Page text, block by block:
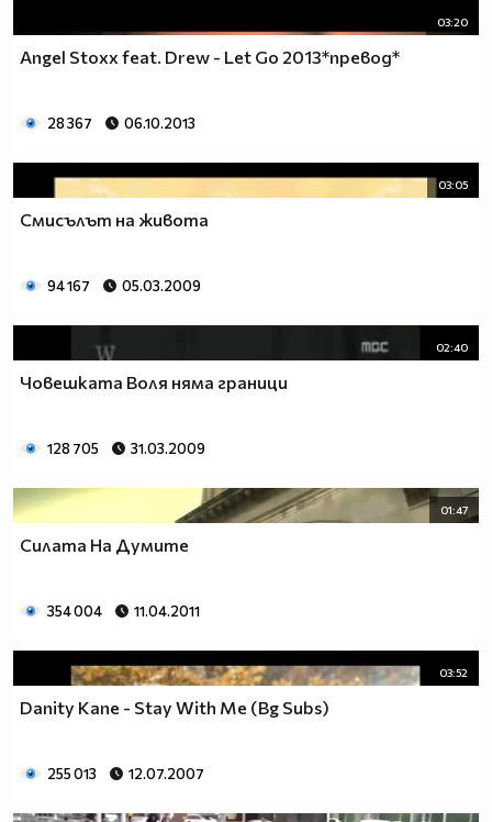
03:20
Angel Stoxx feat. Drew - Let Go 2013*превод*
28 367 06.10.2013
03:05
Смисълът на живота
94 167 05.03.2009
02:40
Човешката Воля няма граници
128 705 31.03.2009
01:47
Силата На Думите
354 004 11.04.2011
03:52
Danity Kane - Stay With Me (Bg Subs)
255 013 12.07.2007